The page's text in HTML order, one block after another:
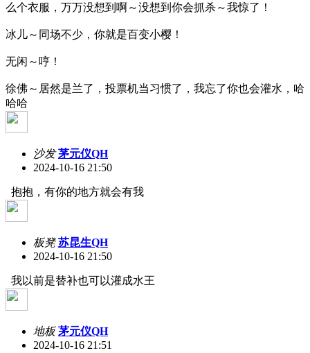
么个衣服，万万没想到啊～没想到你会抓杀～我惊了！
冰儿～同场不少，你就是百变小樱！
无闲～哼！
徐佛～居然是兰了，投票机当习惯了，我忘了你也会灌水，哈
哈哈
沙发 茅元仪QH
2024-10-16 21:50
抱抱，有你的地方就会有我
板凳 苏昆生QH
2024-10-16 21:50
我以前是替补也可以灌成水王
地板 茅元仪QH
2024-10-16 21:51